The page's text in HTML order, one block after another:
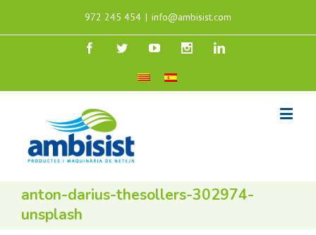
972 245 454 | info@ambisist.com
anton-darius-thesollers-302974-
unsplash